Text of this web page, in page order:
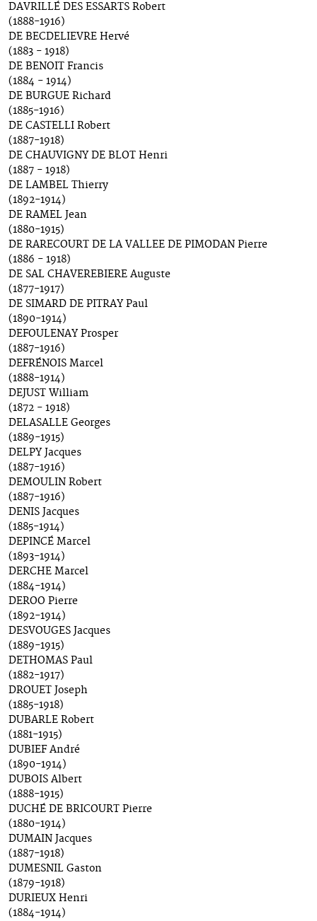
DAVRILLÉ DES ESSARTS Robert
(1888-1916)
DE BECDELIEVRE Hervé
(1883 - 1918)
DE BENOIT Francis
(1884 - 1914)
DE BURGUE Richard
(1885-1916)
DE CASTELLI Robert
(1887-1918)
DE CHAUVIGNY DE BLOT Henri
(1887 - 1918)
DE LAMBEL Thierry
(1892-1914)
DE RAMEL Jean
(1880-1915)
DE RARECOURT DE LA VALLEE DE PIMODAN Pierre
(1886 - 1918)
DE SAL CHAVEREBIERE Auguste
(1877-1917)
DE SIMARD DE PITRAY Paul
(1890-1914)
DEFOULENAY Prosper
(1887-1916)
DEFRÉNOIS Marcel
(1888-1914)
DEJUST William
(1872 - 1918)
DELASALLE Georges
(1889-1915)
DELPY Jacques
(1887-1916)
DEMOULIN Robert
(1887-1916)
DENIS Jacques
(1885-1914)
DEPINCÉ Marcel
(1893-1914)
DERCHE Marcel
(1884-1914)
DEROO Pierre
(1892-1914)
DESVOUGES Jacques
(1889-1915)
DETHOMAS Paul
(1882-1917)
DROUET Joseph
(1885-1918)
DUBARLE Robert
(1881-1915)
DUBIEF André
(1890-1914)
DUBOIS Albert
(1888-1915)
DUCHÉ DE BRICOURT Pierre
(1880-1914)
DUMAIN Jacques
(1887-1918)
DUMESNIL Gaston
(1879-1918)
DURIEUX Henri
(1884-1914)